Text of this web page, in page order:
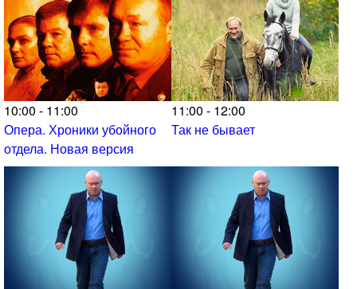
10:00 - 11:00
Опера. Хроники убойного
отдела. Новая версия
11:00 - 12:00
Так не бывает